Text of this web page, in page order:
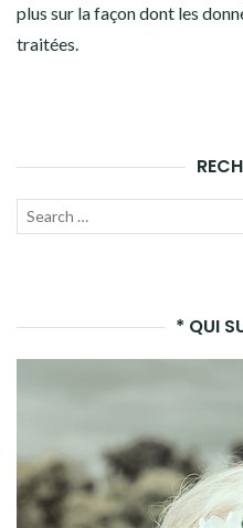
plus sur la façon dont les
traitées.
Recherche
* QUI